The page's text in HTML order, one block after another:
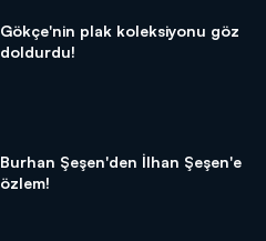
Gökçe'nin plak koleksiyonu göz
doldurdu!
Burhan Şeşen'den İlhan Şeşen'e
özlem!